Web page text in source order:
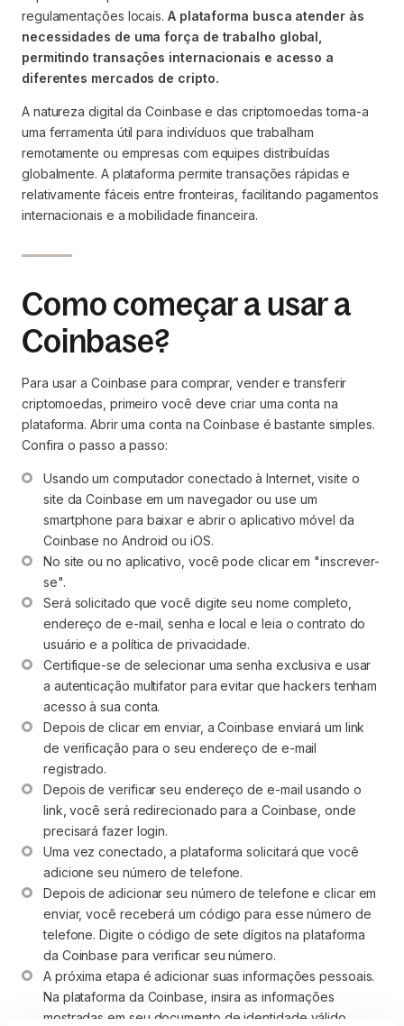
regulamentações locais. A plataforma busca atender às
necessidades de uma força de trabalho global,
permitindo transações internacionais e acesso a
diferentes mercados de cripto.
A natureza digital da Coinbase e das criptomoedas torna-a
uma ferramenta útil para indivíduos que trabalham
remotamente ou empresas com equipes distribuídas
globalmente. A plataforma permite transações rápidas e
relativamente fáceis entre fronteiras, facilitando pagamentos
internacionais e a mobilidade financeira.
Como começar a usar a
Coinbase?
Para usar a Coinbase para comprar, vender e transferir
criptomoedas, primeiro você deve criar uma conta na
plataforma. Abrir uma conta na Coinbase é bastante simples.
Confira o passo a passo:
Usando um computador conectado à Internet, visite o
site da Coinbase em um navegador ou use um
smartphone para baixar e abrir o aplicativo móvel da
Coinbase no Android ou iOS.
No site ou no aplicativo, você pode clicar em "inscrever-
se".
Será solicitado que você digite seu nome completo,
endereço de e-mail, senha e local e leia o contrato do
usuário e a política de privacidade.
Certifique-se de selecionar uma senha exclusiva e usar
a autenticação multifator para evitar que hackers tenham
acesso à sua conta.
Depois de clicar em enviar, a Coinbase enviará um link
de verificação para o seu endereço de e-mail
registrado.
Depois de verificar seu endereço de e-mail usando o
link, você será redirecionado para a Coinbase, onde
precisará fazer login.
Uma vez conectado, a plataforma solicitará que você
adicione seu número de telefone.
Depois de adicionar seu número de telefone e clicar em
enviar, você receberá um código para esse número de
telefone. Digite o código de sete dígitos na plataforma
da Coinbase para verificar seu número.
A próxima etapa é adicionar suas informações pessoais.
Na plataforma da Coinbase, insira as informações
mostradas em seu documento de identidade válido